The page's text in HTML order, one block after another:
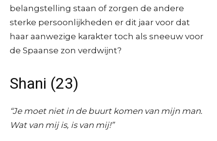
belangstelling staan of zorgen de andere
sterke persoonlijkheden er dit jaar voor dat
haar aanwezige karakter toch als sneeuw voor
de Spaanse zon verdwijnt?
Shani (23)
“Je moet niet in de buurt komen van mijn man.
Wat van mij is, is van mij!”